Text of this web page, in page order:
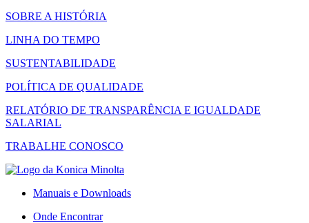
SOBRE A HISTÓRIA
LINHA DO TEMPO
SUSTENTABILIDADE
POLÍTICA DE QUALIDADE
RELATÓRIO DE TRANSPARÊNCIA E IGUALDADE
SALARIAL
TRABALHE CONOSCO
Manuais e Downloads
Onde Encontrar